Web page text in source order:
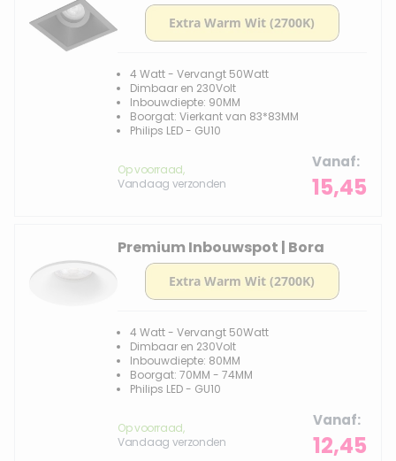
4 Watt - Vervangt 50Watt
Dimbaar en 230Volt
Inbouwdiepte: 90MM
Boorgat: Vierkant van 83*83MM
Philips LED - GU10
Op voorraad,
Vandaag verzonden
Vanaf
15,45
Premium Inbouwspot | Bora
4 Watt - Vervangt 50Watt
Dimbaar en 230Volt
Inbouwdiepte: 80MM
Boorgat: 70MM - 74MM
Philips LED - GU10
Op voorraad,
Vandaag verzonden
Vanaf
12,45